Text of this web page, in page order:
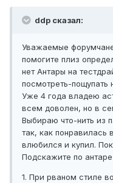
ddp сказал:
Уважаемые
помогите плиз
нет Антары на
посмотреть-пощупать
Уже 4 года владею
всем доволен, но в
Выбираю что-нить из
так, как понравилась
влюбился и купил.
Подскажите по
1. При рваном стиле